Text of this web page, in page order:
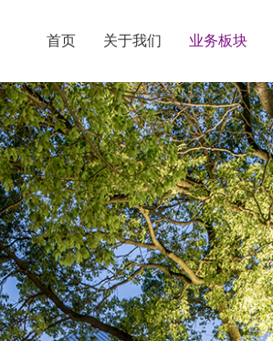
首页 关于我们 业务板块